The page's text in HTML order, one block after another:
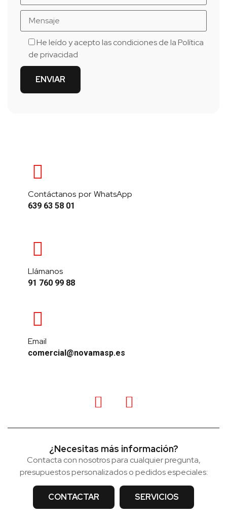
He leído y acepto las condiciones de laPolítica
de privacidad
Contáctanos por WhatsApp
639 63 58 01
Llámanos
91 760 99 88
Email
comercial@novamasp.es
¿Necesitas más información?
Contacta con nosotros para cualquier pregunta,
presupuestos personalizados o pedidos especiales:
CONTACTAR SERVICIOS